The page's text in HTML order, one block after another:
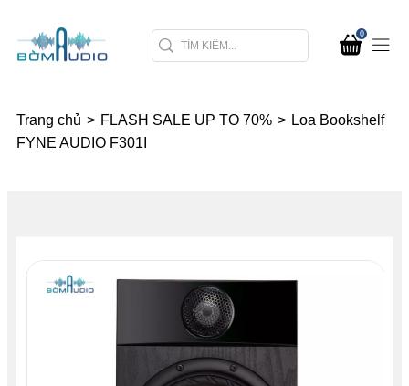
0
Trang chủ > FLASH SALE UP TO 70% > Loa Bookshelf
FYNE AUDIO F301I